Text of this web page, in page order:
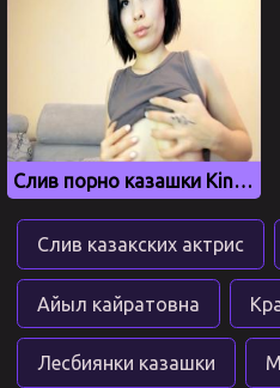
Слив порно казашки Kin misyki (Часть 1)
Слив казакских актрис
Айыл кайратовна
Лесбиянки казашки